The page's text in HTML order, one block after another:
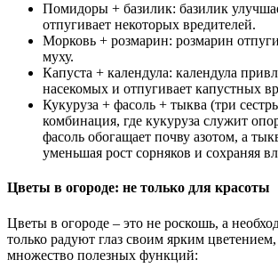
Помидоры + базилик: базилик
отпугивает некоторых вредителей.
Морковь + розмарин: розмарин
муху.
Капуста + календула: календула
насекомых и отпугивает капустных
Кукуруза + фасоль + тыква (три
комбинация, где кукуруза служит
фасоль обогащает почву азотом, а
уменьшая рост сорняков и сохраняя
Цветы в огороде: не только для красоты
Цветы в огороде – это не роскошь, а
только радуют глаз своим ярким
множество полезных функций: